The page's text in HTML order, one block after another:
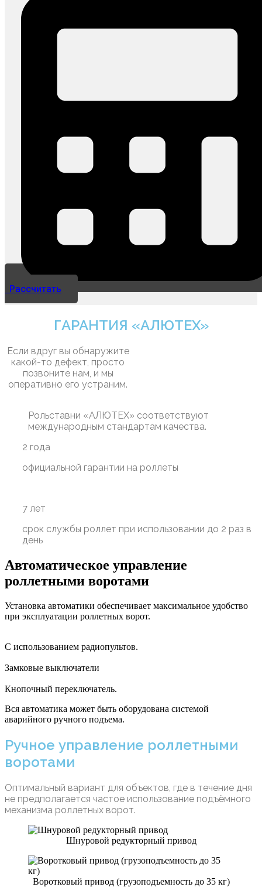
Рассчитать
ГАРАНТИЯ «АЛЮТЕХ»
Если вдруг вы обнаружите
какой-то дефект, просто
позвоните нам, и мы
оперативно его устраним.
Рольставни «АЛЮТЕХ» соответствуют
международным стандартам качества.
2 года
официальной гарантии на роллеты
7 лет
срок службы роллет при использовании до 2 раз в
день
Автоматическое управление
роллетными воротами
Установка автоматики обеспечивает максимальное удобство
при эксплуатации роллетных ворот.
С использованием радиопультов.
Замковые выключатели
Кнопочный переключатель.
Вся автоматика может быть оборудована системой
аварийного ручного подъема.
Ручное управление роллетными
воротами
Оптимальный вариант для объектов, где в течение дня
не предполагается частое использование подъёмного
механизма роллетных ворот.
Шнуровой редукторный привод
Воротковый привод (грузоподъемность до 35 кг)